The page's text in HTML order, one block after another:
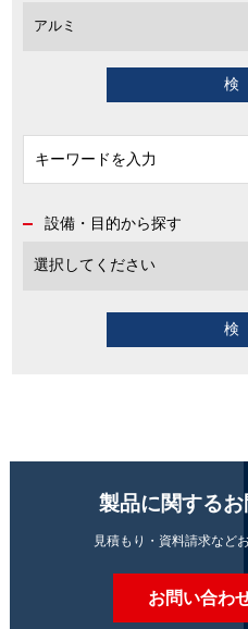
設備・目的から探す
製品に関する
見積もり・資料請求など
お問い合わ